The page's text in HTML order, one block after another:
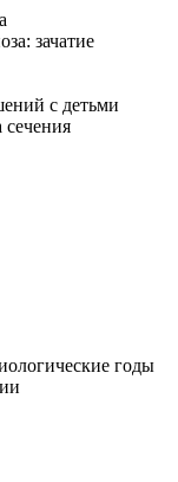
зачатие
с детьми
сечения
годы